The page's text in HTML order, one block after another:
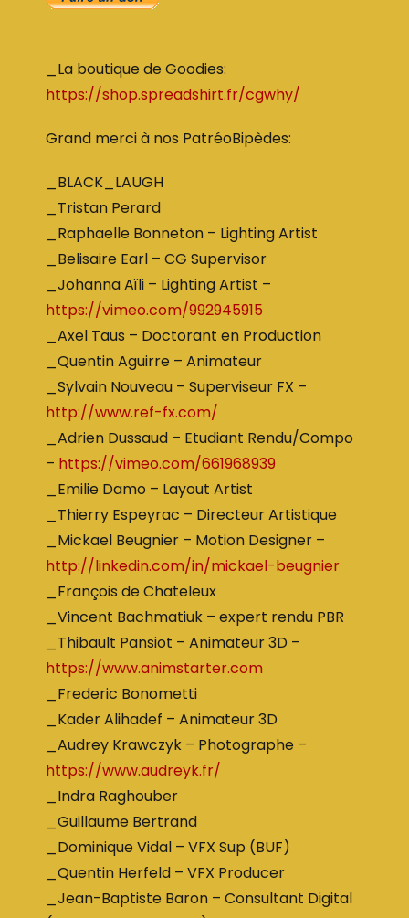
_La boutique de Goodies:
https://shop.spreadshirt.fr/cgwhy/
Grand merci à nos PatréoBipèdes:
_BLACK_LAUGH
_Tristan Perard
_Raphaelle Bonneton – Lighting Artist
_Belisaire Earl – CG Supervisor
_Johanna Aïli – Lighting Artist –
https://vimeo.com/992945915
_Axel Taus – Doctorant en Production
_Quentin Aguirre – Animateur
_Sylvain Nouveau – Superviseur FX –
http://www.ref-fx.com/
_Adrien Dussaud – Etudiant Rendu/Compo
– https://vimeo.com/661968939
_Emilie Damo – Layout Artist
_Thierry Espeyrac – Directeur Artistique
_Mickael Beugnier – Motion Designer –
http://linkedin.com/in/mickael-beugnier
_François de Chateleux
_Vincent Bachmatiuk – expert rendu PBR
_Thibault Pansiot – Animateur 3D –
https://www.animstarter.com
_Frederic Bonometti
_Kader Alihadef – Animateur 3D
_Audrey Krawczyk – Photographe –
https://www.audreyk.fr/
_Indra Raghouber
_Guillaume Bertrand
_Dominique Vidal – VFX Sup (BUF)
_Quentin Herfeld – VFX Producer
_Jean-Baptiste Baron – Consultant Digital